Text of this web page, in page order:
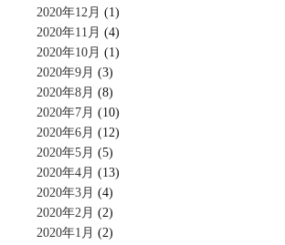
2020年12月 (1)
2020年11月 (4)
2020年10月 (1)
2020年9月 (3)
2020年8月 (8)
2020年7月 (10)
2020年6月 (12)
2020年5月 (5)
2020年4月 (13)
2020年3月 (4)
2020年2月 (2)
2020年1月 (2)